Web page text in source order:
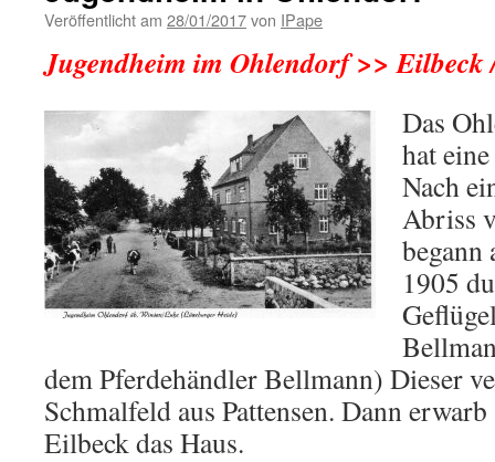
Veröffentlicht am 28/01/2017von IPape
Jugendheim im Ohlendorf >>
Das
hat
Nach
Abriss
begann
1905
dem Pferdehändler Bellmann) Dieser
Schmalfeld aus Pattensen. Dann
Eilbeck das Haus.